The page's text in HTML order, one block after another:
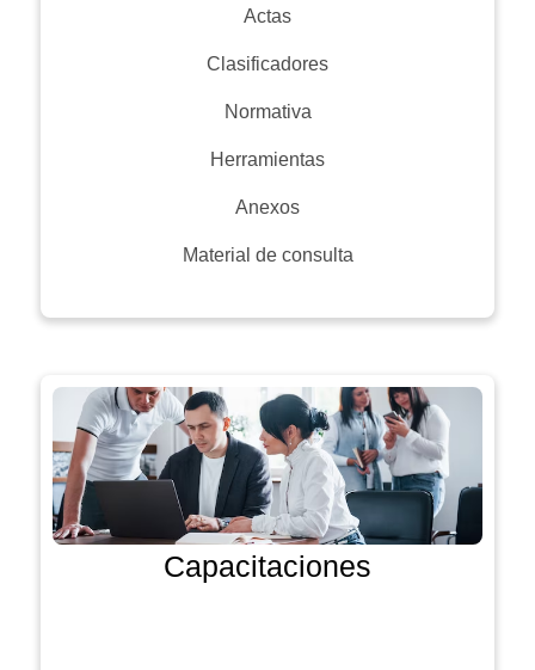
Actas
Clasificadores
Normativa
Herramientas
Anexos
Material de consulta
Capacitaciones